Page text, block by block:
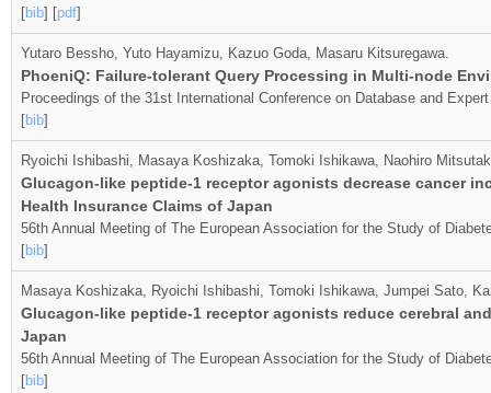
[bib] [pdf]
Yutaro Bessho, Yuto Hayamizu, Kazuo Goda, Masaru Kitsuregawa.
PhoeniQ: Failure-tolerant Query Processing in Multi-node
Proceedings of the 31st International Conference on Database and
[bib]
Ryoichi Ishibashi, Masaya Koshizaka, Tomoki Ishikawa, Naohiro
Glucagon-like peptide-1 receptor agonists decrease cancer
Health Insurance Claims of Japan
56th Annual Meeting of The European Association for the Study of
[bib]
Masaya Koshizaka, Ryoichi Ishibashi, Tomoki Ishikawa, Jumpei Sato,
Glucagon-like peptide-1 receptor agonists reduce cerebral
Japan
56th Annual Meeting of The European Association for the Study of
[bib]